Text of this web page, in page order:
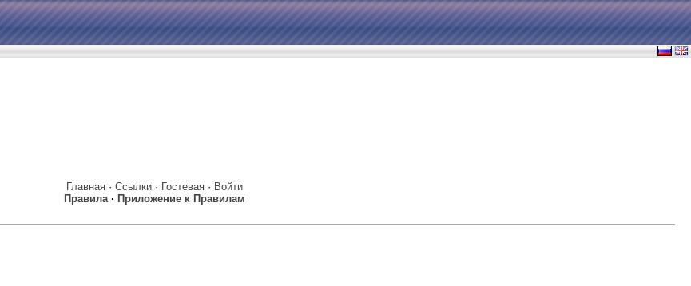
Главная· Ссылки· Гостевая· Войти
Правила· Приложение к Правилам